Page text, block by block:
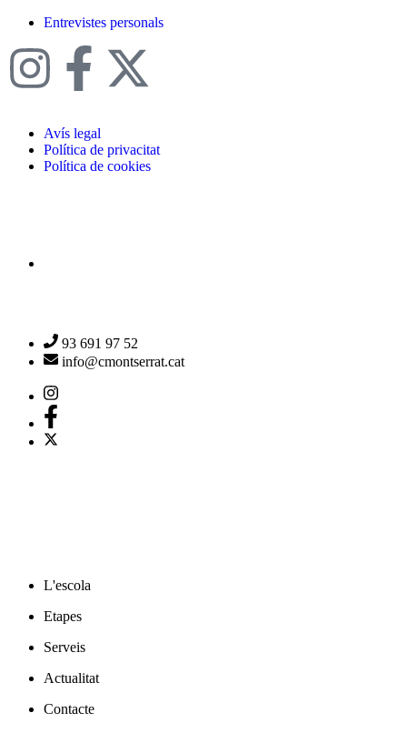
Entrevistes personals
Avís legal
Política de privacitat
Política de cookies
93 691 97 52
info@cmontserrat.cat
L'escola
Etapes
Serveis
Actualitat
Contacte